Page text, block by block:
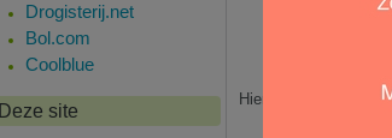
Hier is pagina 4 van
Drogisterij.net
Bol.com
Coolblue
Deze site